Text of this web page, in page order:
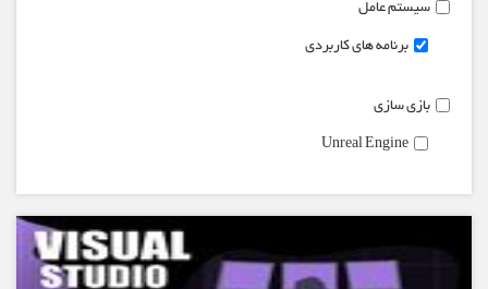
سیستم عامل
برنامه های کاربردی
بازی سازی
Unreal Engine